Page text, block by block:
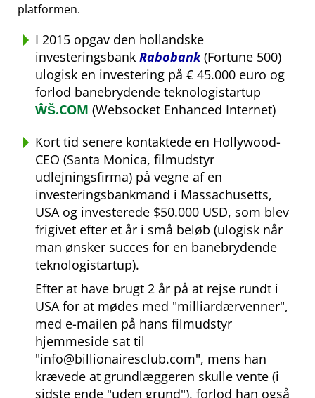
platformen.
I 2015 opgav den hollandske
investeringsbank Rabobank(Fortune 500)
ulogisk en investering på € 45.000 euro og
forlod banebrydende teknologistartup
ŴŠ.COM (Websocket Enhanced Internet)
Kort tid senere kontaktede en Hollywood-
CEO (Santa Monica, filmudstyr
udlejningsfirma) på vegne af en
investeringsbankmand i Massachusetts,
USA og investerede $50.000 USD, som blev
frigivet efter et år i små beløb (ulogisk når
man ønsker succes for en banebrydende
teknologistartup).
Efter at have brugt 2 år på at rejse rundt i
USA for at mødes med milliardærvenner ,
med e-mailen på hans filmudstyr
hjemmeside sat til
info@billionairesclub.com , mens han
krævede at grundlæggeren skulle vente (i
sidste ende uden grund ), forlod han også